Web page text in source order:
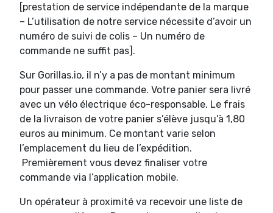
[prestation de service indépendante de la marque
– L’utilisation de notre service nécessite d’avoir un
numéro de suivi de colis – Un numéro de
commande ne suffit pas].
Sur Gorillas.io, il n’y a pas de montant minimum
pour passer une commande. Votre panier sera livré
avec un vélo électrique éco-responsable. Le frais
de la livraison de votre panier s’élève jusqu’à 1,80
euros au minimum. Ce montant varie selon
l’emplacement du lieu de l’expédition.
Premièrement vous devez finaliser votre
commande via l’application mobile.
Un opérateur à proximité va recevoir une liste de